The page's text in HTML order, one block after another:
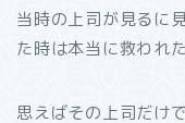
当時の上司が見るに
た時は本当に救われ
思えばその上司だけで